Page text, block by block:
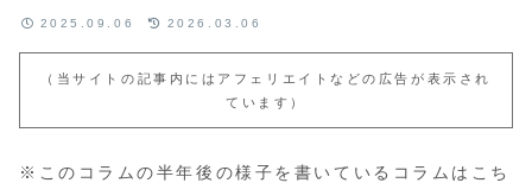
2025.09.06 2026.03.06
（当サイトの記事内にはアフェリエイトなどの広告が表示され
ています）
※このコラムの半年後の様子を書いているコラムはこち